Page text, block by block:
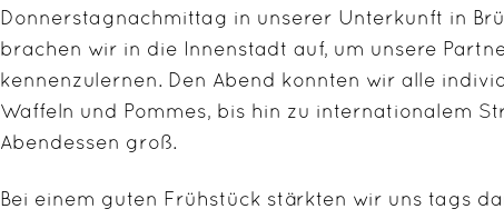
Donnerstagnachmittag in unserer Unterkunft in
brachen wir in die Innenstadt auf, um unsere
kennenzulernen. Den Abend konnten wir alle
Waffeln und Pommes, bis hin zu internationalem
Abendessen groß.
Bei einem guten Frühstück stärkten wir uns tags